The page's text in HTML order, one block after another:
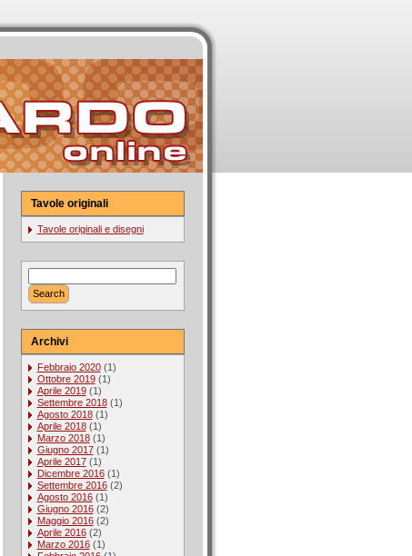
Tavole originali
Tavole originali e disegni
Archivi
Febbraio 2020(1)
Ottobre 2019(1)
Aprile 2019(1)
Settembre 2018(1)
Agosto 2018(1)
Aprile 2018(1)
Marzo 2018(1)
Giugno 2017(1)
Aprile 2017(1)
Dicembre 2016(1)
Settembre 2016(2)
Agosto 2016(1)
Giugno 2016(2)
Maggio 2016(2)
Aprile 2016(2)
Marzo 2016(1)